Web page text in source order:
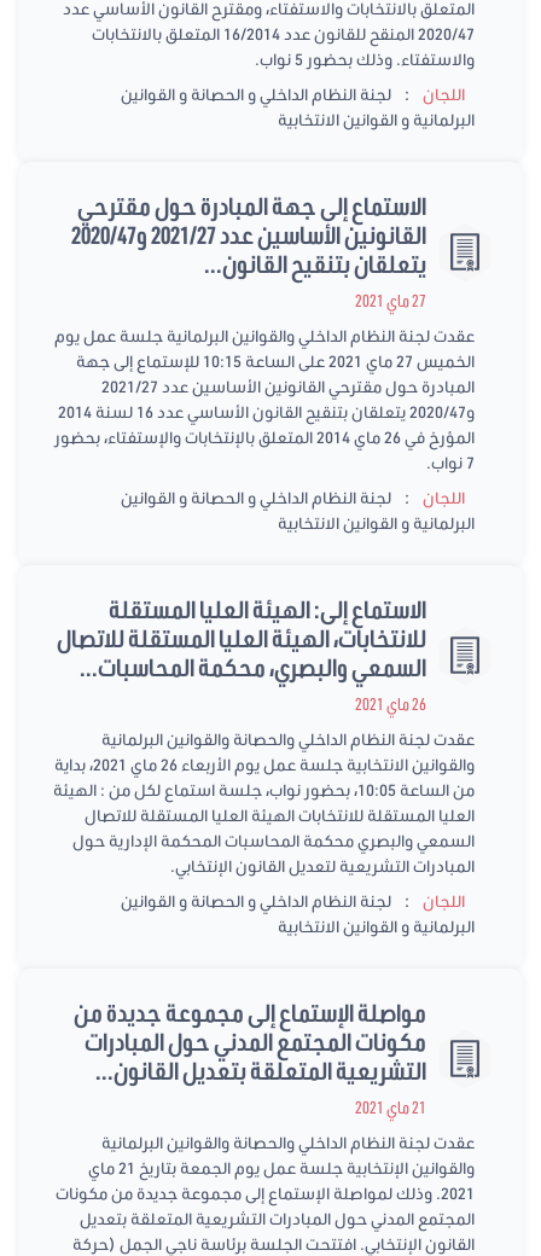
المتعلق بالانتخابات والاستفتاء، ومقترح القانون الأساسي عدد
2020/47 المنقح للقانون عدد 16/2014 المتعلق بالانتخابات
والاستفتاء. وذلك بحضور 5 نواب.
اللجان :
لجنة النظام الداخلي و الحصانة و القوانين
البرلمانية و القوانين الانتخابية
الاستماع إلى جهة المبادرة حول مقترحي
القانونين الأساسين عدد 2021/27 و2020/47
يتعلقان بتنقيح القانون...
عقدت لجنة النظام الداخلي والقوانين البرلمانية جلسة عمل يوم
الخميس 27 ماي 2021 على الساعة 10:15 للإستماع إلى جهة
المبادرة حول مقترحي القانونين الأساسين عدد 2021/27
و2020/47 يتعلقان بتنقيح القانون الأساسي عدد 16 لسنة 2014
المؤرخ في 26 ماي 2014 المتعلق بالإنتخابات والإستفتاء، بحضور
اللجان :
لجنة النظام الداخلي و الحصانة و القوانين
البرلمانية و القوانين الانتخابية
الاستماع إلى: الهيئة العليا المستقلة
للانتخابات، الهيئة العليا المستقلة للاتصال
السمعي والبصري، محكمة المحاسبات...
عقدت لجنة النظام الداخلي والحصانة والقوانين البرلمانية
والقوانين الانتخابية جلسة عمل يوم الأربعاء 26 ماي 2021، بداية
من الساعة 10:05، بحضور نواب، جلسة استماع لكل من : الهيئة
العليا المستقلة للانتخابات الهيئة العليا المستقلة للاتصال
السمعي والبصري محكمة المحاسبات المحكمة الإدارية حول
المبادرات التشريعية لتعديل القانون الإنتخابي.
اللجان :
لجنة النظام الداخلي و الحصانة و القوانين
البرلمانية و القوانين الانتخابية
مواصلة الإستماع إلى مجموعة جديدة من
مكونات المجتمع المدني حول المبادرات
التشريعية المتعلقة بتعديل القانون...
عقدت لجنة النظام الداخلي والحصانة والقوانين البرلمانية
والقوانين الإنتخابية جلسة عمل يوم الجمعة بتاريخ 21 ماي
2021. وذلك لمواصلة الإستماع إلى مجموعة جديدة من مكونات
المجتمع المدني حول المبادرات التشريعية المتعلقة بتعديل
القانون الإنتخابي. افتتحت الجلسة برئاسة ناجي الجمل (حركة